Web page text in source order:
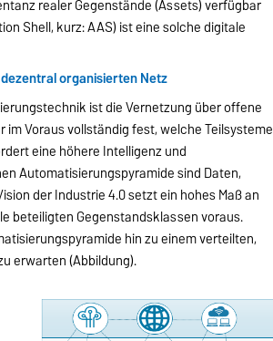
realer Gegenstände (Assets) verfügbar
Shell, kurz: AAS) ist eine solche digitale
organisierten Netz
ist die Vernetzung über offene
Voraus vollständig fest, welche Teilsysteme
eine höhere Intelligenz und
Automatisierungspyramide sind Daten,
der Industrie 4.0 setzt ein hohes Maß an
beteiligten Gegenstandsklassen voraus.
hin zu einem verteilten,
erwarten (Abbildung).